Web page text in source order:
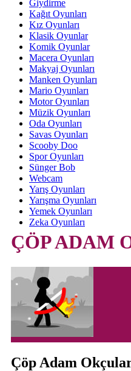
Giydirme
Kağıt Oyunları
Kız Oyunları
Klasik Oyunlar
Komik Oyunlar
Macera Oyunları
Makyaj Oyunları
Manken Oyunları
Mario Oyunları
Motor Oyunları
Müzik Oyunları
Oda Oyunları
Savas Oyunları
Scooby Doo
Spor Oyunları
Sünger Bob
Webcam
Yarış Oyunları
Yarışma Oyunları
Yemek Oyunları
Zeka Oyunları
ÇÖP ADAM
Çöp Adam